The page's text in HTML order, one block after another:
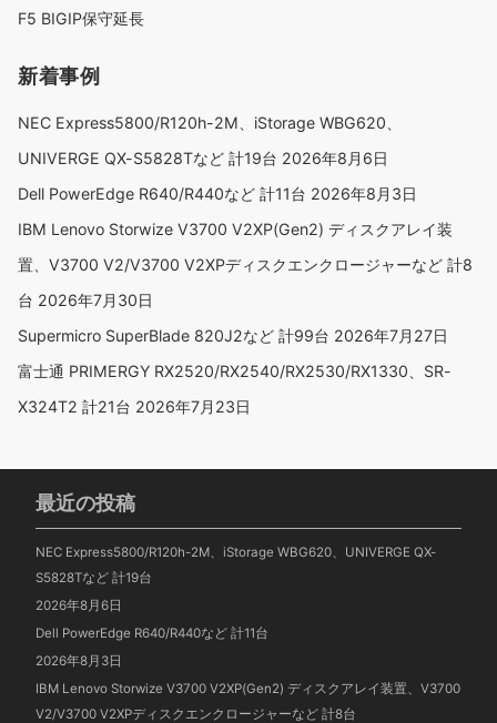
F5 BIGIP保守延長
新着事例
NEC Express5800/R120h-2M、iStorage WBG620、
UNIVERGE QX-S5828Tなど 計19台 2026年8月6日
Dell PowerEdge R640/R440など 計11台 2026年8月3日
IBM Lenovo Storwize V3700 V2XP(Gen2) ディスクアレイ装
置、V3700 V2/V3700 V2XPディスクエンクロージャーなど 計8
台 2026年7月30日
Supermicro SuperBlade 820J2など 計99台 2026年7月27日
富士通 PRIMERGY RX2520/RX2540/RX2530/RX1330、SR-
X324T2 計21台 2026年7月23日
最近の投稿
NEC Express5800/R120h-2M、iStorage WBG620、UNIVERGE QX-
S5828Tなど 計19台
2026年8月6日
Dell PowerEdge R640/R440など 計11台
2026年8月3日
IBM Lenovo Storwize V3700 V2XP(Gen2) ディスクアレイ装置、V3700
V2/V3700 V2XPディスクエンクロージャーなど 計8台